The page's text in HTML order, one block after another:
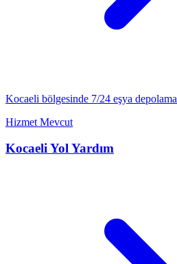
Kocaeli bölgesinde 7/24 eşya depolama
Hizmet Mevcut
KocaeliYol Yardım